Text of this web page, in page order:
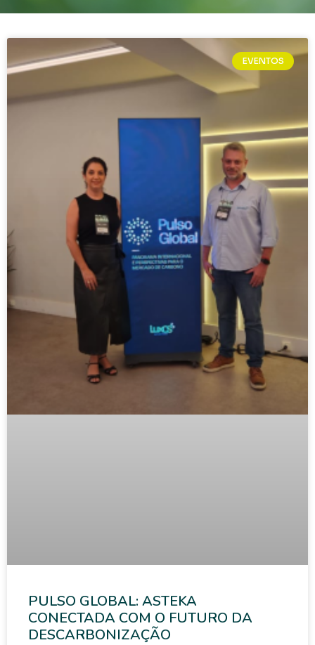
EVENTOS
PULSO GLOBAL: ASTEKA
CONECTADA COM O FUTURO DA
DESCARBONIZAÇÃO